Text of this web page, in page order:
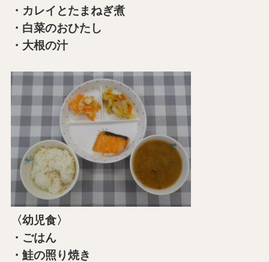
・カレイとたまねぎ煮
・白菜のおひたし
・大根の汁
〈幼児食〉
・ごはん
・鮭の照り焼き